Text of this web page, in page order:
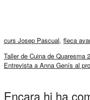
curs Josep Pascual, fleca
Taller de Cuina de Quaresma
Entrevista a Anna Genís al
Encara hi ha